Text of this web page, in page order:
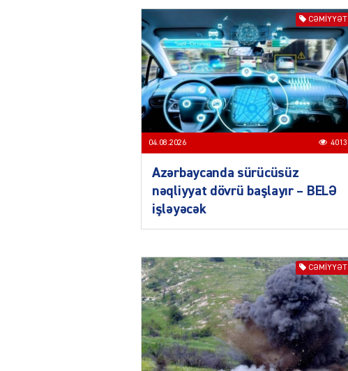
CƏMIYYƏT
04.08.2026 4013
Azərbaycanda sürücüsüz
nəqliyyat dövrü başlayır – BELƏ
işləyəcək
CƏMIYYƏT